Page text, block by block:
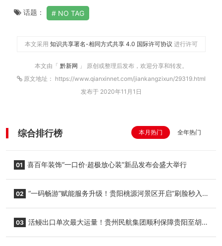
话题： NO TAG
本文采用 知识共享署名-相同方式共享 4.0 国际许可协议 进行许可
本文由「 黔新网 」 原创或整理后发布，欢迎分享和转发。
原文地址： https://www.qianxinnet.com/jiankangzixun/29319.html
发布于 2020年11月1日
综合排行榜 本月热门 全年热门
01 喜百年装饰“一口价·超极放心装”新品发布会盛大举行
02 “一码畅游”赋能服务升级！贵阳桃源河景区开启“刷脸秒入
03 活鳗出口单次最大运量！贵州民航集团顺利保障贵阳至胡